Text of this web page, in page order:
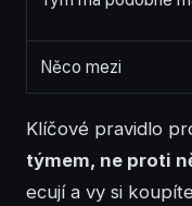
Něco mezi
Klíčové pravidlo
týmem, ne proti
ecují a vy si